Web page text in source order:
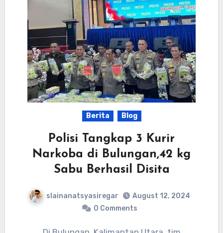
Berita Blog
Polisi Tangkap 3 Kurir
Narkoba di Bulungan,42 kg
Sabu Berhasil Disita
slainanatsyasiregar
August 12, 2024
0 Comments